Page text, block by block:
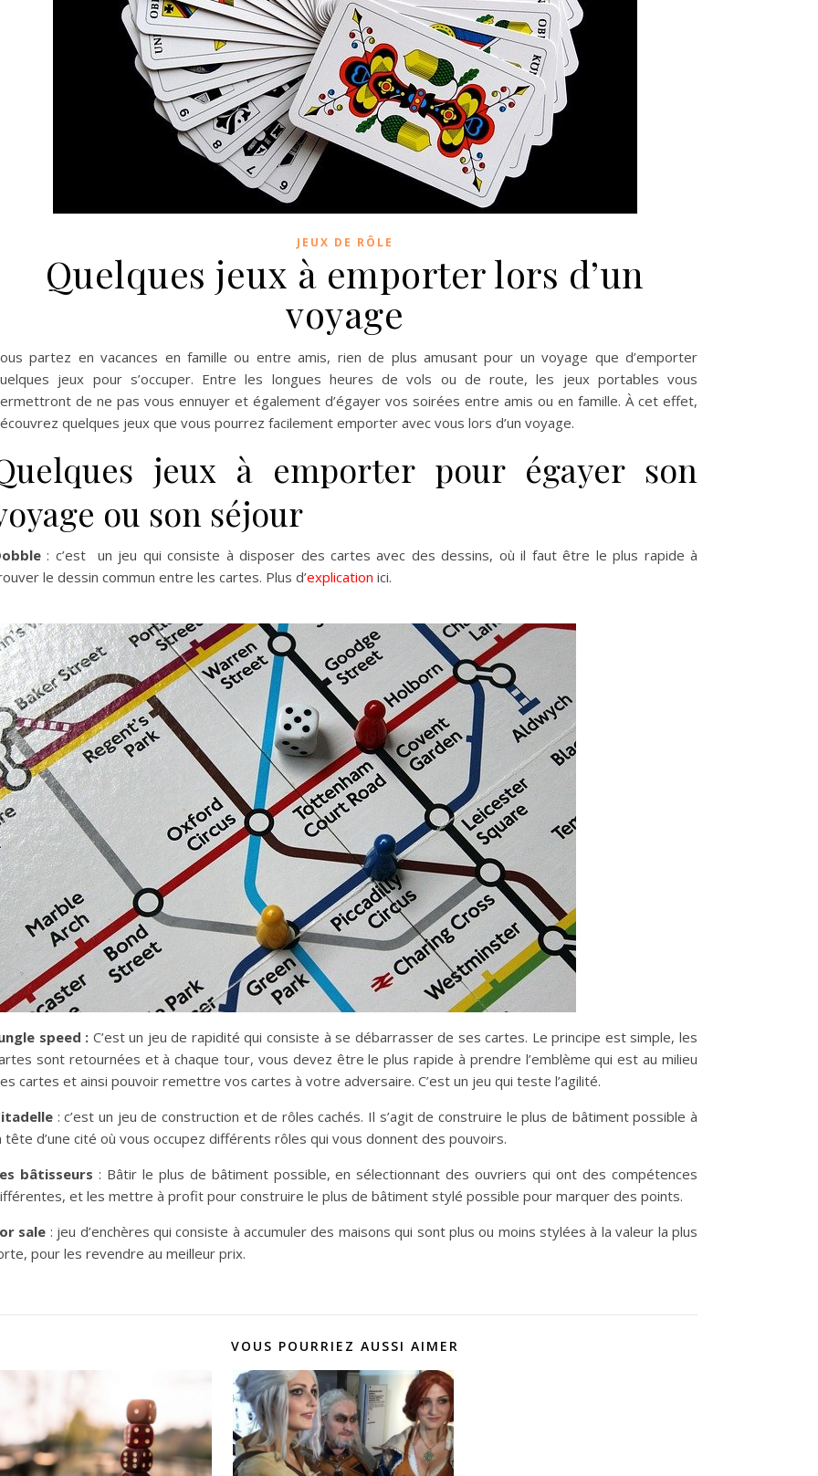
JEUX DE RÔLE
Quelques jeux à emporter lors d’un
voyage
partez en vacances en famille ou entre amis, rien de plus amusant pour un voyage que d’emporter
jeux pour s’occuper. Entre les longues heures de vols ou de route, les jeux portables vous
de ne pas vous ennuyer et également d’égayer vos soirées entre amis ou en famille. À cet effet,
quelques jeux que vous pourrez facilement emporter avec vous lors d’un voyage.
jeux à emporter pour égayer son
ou son séjour
: c’est un jeu qui consiste à disposer des cartes avec des dessins, où il faut être le plus rapide à
le dessin commun entre les cartes. Plus d’explication ici.
speed : C’est un jeu de rapidité qui consiste à se débarrasser de ses cartes. Le principe est simple, les
sont retournées et à chaque tour, vous devez être le plus rapide à prendre l’emblème qui est au milieu
cartes et ainsi pouvoir remettre vos cartes à votre adversaire. C’est un jeu qui teste l’agilité.
: c’est un jeu de construction et de rôles cachés. Il s’agit de construire le plus de bâtiment possible à
tête d’une cité où vous occupez différents rôles qui vous donnent des pouvoirs.
bâtisseurs : Bâtir le plus de bâtiment possible, en sélectionnant des ouvriers qui ont des compétences
et les mettre à profit pour construire le plus de bâtiment stylé possible pour marquer des points.
sale : jeu d’enchères qui consiste à accumuler des maisons qui sont plus ou moins stylées à la valeur la plus
pour les revendre au meilleur prix.
VOUS POURRIEZ AUSSI AIMER